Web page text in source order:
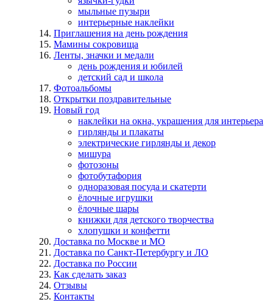
мыльные пузыри
интерьерные наклейки
Приглашения на день рождения
Мамины сокровища
Ленты, значки и медали
день рождения и юбилей
детский сад и школа
Фотоальбомы
Открытки поздравительные
Новый год
наклейки на окна, украшения для интерьера
гирлянды и плакаты
электрические гирлянды и декор
мишура
фотозоны
фотобутафория
одноразовая посуда и скатерти
ёлочные игрушки
ёлочные шары
книжки для детского творчества
хлопушки и конфетти
Доставка по Москве и МО
Доставка по Санкт-Петербургу и ЛО
Доставка по России
Как сделать заказ
Отзывы
Контакты